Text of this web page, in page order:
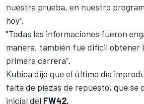
nuestra prueba, en nuestro
hoy".
"Todas las informaciones fueron
manera, también fue difícil obtener
primera carrera”.
Kubica dijo que el último día
falta de piezas de repuesto, que se
inicial del FW42.